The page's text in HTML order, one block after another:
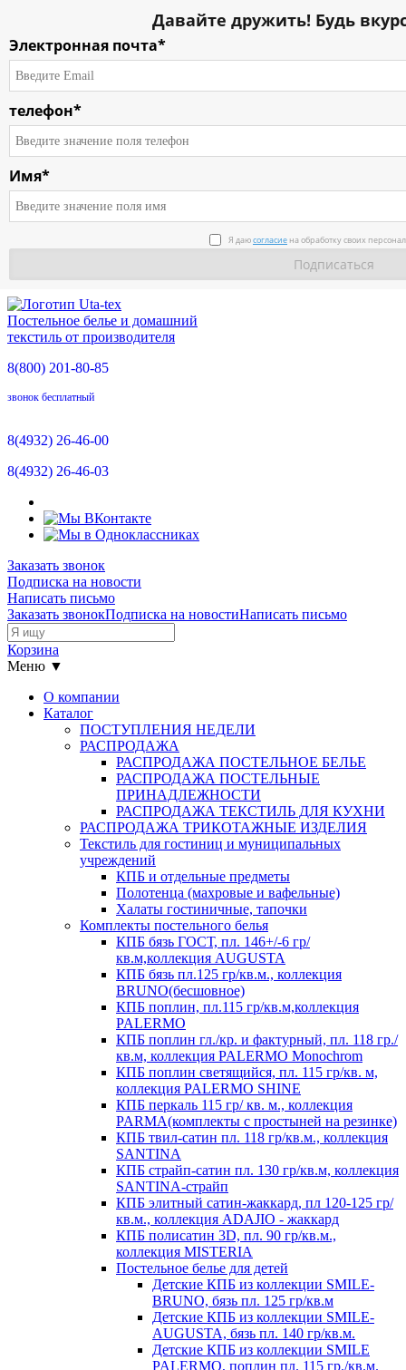
Давайте дружить! Будь
Электронная почта*
телефон*
Имя*
Я даюсогласие на обработку своих
О компании
Каталог
Доставка
О продукции
Новости
Контакты
Прайс-лист
Остатки
Постельное белье и домашний
текстиль от производителя
8(800) 201-80-85
звонок бесплатный
8(4932) 26-46-00
8(4932) 26-46-03
Заказать звонок
Подписка на новости
Написать письмо
Заказать звонокПодписка на новостиНаписать письмо
Корзина
Меню ▼
О компании
Каталог
ПОСТУПЛЕНИЯ НЕДЕЛИ
РАСПРОДАЖА
РАСПРОДАЖА ПОСТЕЛЬНОЕ БЕЛЬЕ
РАСПРОДАЖА ПОСТЕЛЬНЫЕ
ПРИНАДЛЕЖНОСТИ
РАСПРОДАЖА ТЕКСТИЛЬ ДЛЯ КУХНИ
РАСПРОДАЖА ТРИКОТАЖНЫЕ ИЗДЕЛИЯ
Текстиль для гостиниц и муниципальных
учреждений
КПБ и отдельные предметы
Полотенца (махровые и вафельные)
Халаты гостиничные, тапочки
Комплекты постельного белья
КПБ бязь ГОСТ, пл. 146+/-6 гр/
кв.м,коллекция AUGUSTA
КПБ бязь пл.125 гр/кв.м., коллекция
BRUNO(бесшовное)
КПБ поплин, пл.115 гр/кв.м,коллекция
PALERMO
КПБ поплин гл./кр. и фактурный, пл. 118 гр./
кв.м, коллекция PALERMO Monochrom
КПБ поплин светящийся, пл. 115 гр/кв. м,
коллекция PALERMO SHINE
КПБ перкаль 115 гр/ кв. м., коллекция
PARMA(комплекты с простыней на резинке)
КПБ твил-сатин пл. 118 гр/кв.м., коллекция
SANTINA
КПБ страйп-сатин пл. 130 гр/кв.м, коллекция
SANTINA-страйп
КПБ элитный сатин-жаккард, пл 120-125 гр/
кв.м., коллекция ADAJIO - жаккард
КПБ полисатин 3D, пл. 90 гр/кв.м.,
коллекция MISTERIA
Постельное белье для детей
Детские КПБ из коллекции SMILE-
BRUNO, бязь пл. 125 гр/кв.м
Детские КПБ из коллекции SMILE-
AUGUSTA, бязь пл. 140 гр/кв.м.
Детские КПБ из коллекции SMILE
PALERMO, поплин пл. 115 гр./кв.м.